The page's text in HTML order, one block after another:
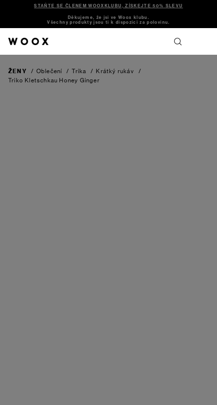
STAŇTE SE ČLENEM WOOXKLUBU, ZÍSKEJTE 50% SLEVU
Děkujeme, že jsi ve Woox klubu.
Všechny produkty jsou ti k dispozici za polovinu.
ŽENY / Oblečení / Trika / Krátký rukáv
/
Triko Kletschkau Honey Ginger